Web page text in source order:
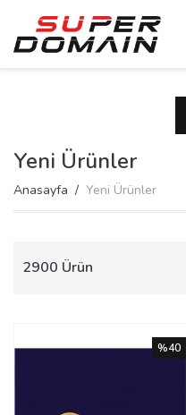
Yeni Ürünler
Anasayfa Yeni Ürünler
2900 Ürün
%40